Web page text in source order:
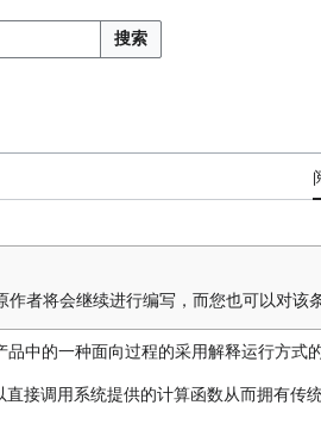
搜索
作者将会继续进行编写，而您也可以对该
中的一种面向过程的采用解释运行方式
接调用系统提供的计算函数从而拥有传